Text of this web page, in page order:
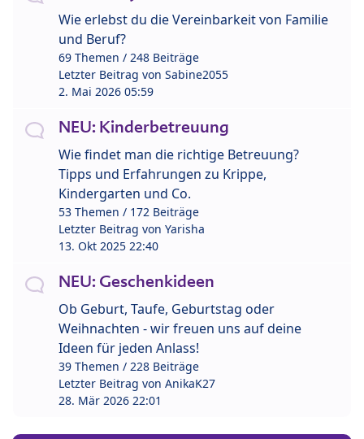
Wie erlebst du die Vereinbarkeit von Familie
und Beruf?
69 Themen / 248 Beiträge
Letzter Beitrag von Sabine2055
2. Mai 2026 05:59
NEU: Kinderbetreuung
Wie findet man die richtige Betreuung?
Tipps und Erfahrungen zu Krippe,
Kindergarten und Co.
53 Themen / 172 Beiträge
Letzter Beitrag von Yarisha
13. Okt 2025 22:40
NEU: Geschenkideen
Ob Geburt, Taufe, Geburtstag oder
Weihnachten - wir freuen uns auf deine
Ideen für jeden Anlass!
39 Themen / 228 Beiträge
Letzter Beitrag von AnikaK27
28. Mär 2026 22:01